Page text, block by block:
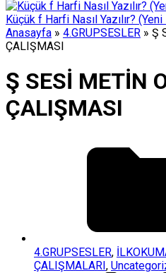
Küçük f Harfi Nasıl Yazılır?
Anasayfa » 4.GRUPSESLER » Ş
ÇALIŞMASI
Ş SESİ METİN
ÇALIŞMASI
4.GRUPSESLER,
ÇALIŞMALARI,